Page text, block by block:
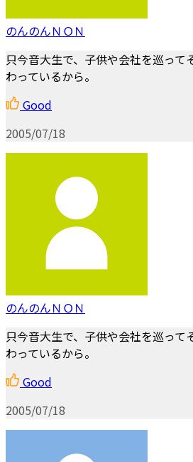
のんのんＮＯＮ
只今音大生で、子供や会社を巡って
わっているから。
Good
2005/07/18
のんのんＮＯＮ
只今音大生で、子供や会社を巡って
わっているから。
Good
2005/07/18